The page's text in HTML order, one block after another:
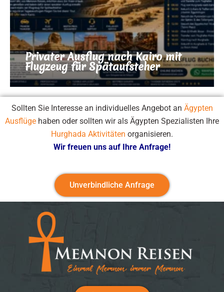
Privater Ausflug nach Kairo mit
Flugzeug für Spätaufsteher
Sollten Sie Interesse an individuelles Angebot an Ägypten
Ausflüge haben oder sollten wir als Ägypten Spezialisten Ihre
Hurghada Aktivitäten organisieren.
Wir freuen uns auf Ihre Anfrage!
Unverbindliche Anfrage